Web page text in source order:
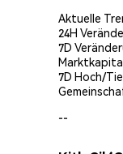
Aktuelle
24H
7D
7D Hoch/
--